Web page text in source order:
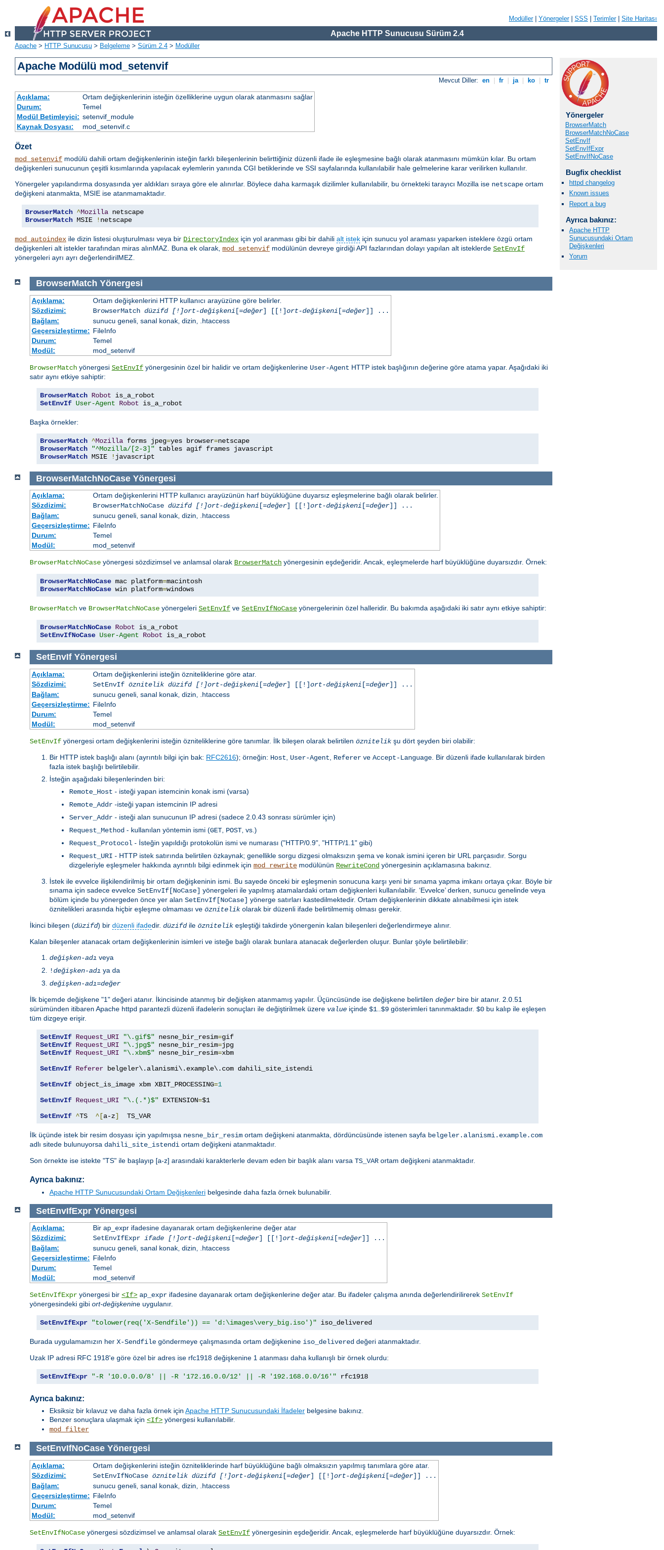
Modüller| Yönergeler| SSS Terimler| Site Haritası
Apache HTTP Sunucusu Sürüm 2.4
Apache > HTTP Sunucusu > Belgeleme > Sürüm 2.4 > Modüller
Apache Modülü mod_setenvif
Mevcut Diller: en fr ja ko tr
Açıklama:
Ortam değişkenlerinin isteğin özelliklerine uygun olarak atanmasını sağlar
Durum:
Temel
Modül Betimleyici: setenvif_module
Kaynak Dosyası:
mod_setenvif.c
Özet
mod_setenvif modülü dahili ortam değişkenlerinin isteğin farklı bileşenlerinin belirttiğiniz düzenli ifade ile eşleşmesine bağlı olarak atanmasını mümkün kılar. Bu ortam
değişkenleri sunucunun çeşitli kısımlarında yapılacak eylemlerin yanında CGI betiklerinde ve SSI sayfalarında kullanılabilir hale gelmelerine karar verilirken kullanılır.
Yönergeler yapılandırma dosyasında yer aldıkları sıraya göre ele alınırlar. Böylece daha karmaşık dizilimler kullanılabilir, bu örnekteki tarayıcı Mozilla ise netscape ortam
değişkeni atanmakta, MSIE ise atanmamaktadır.
BrowserMatch ^Mozilla
BrowserMatch MSIE ! netscape
mod_autoindex ile dizin listesi oluşturulması veya bir DirectoryIndex için yol aranması gibi bir dahili alt istek için sunucu yol araması yaparken isteklere özgü ortam
değişkenleri alt istekler tarafından miras alınMAZ. Buna ek olarak, mod_setenvif modülünün devreye girdiği API fazlarından dolayı yapılan alt isteklerde SetEnvIf
yönergeleri ayrı ayrı değerlendirilMEZ.
Yönergeler
BrowserMatch
BrowserMatchNoCase
SetEnvIf
SetEnvIfExpr
SetEnvIfNoCase
Bugfix checklist
httpd changelog
Known issues
Report a bug
Ayrıca bakınız:
Apache HTTP
Sunucusundaki Ortam
Değişkenleri
Yorum
BrowserMatch Yönergesi
Açıklama:
Ortam değişkenlerini HTTP kullanıcı arayüzüne göre belirler.
Sözdizimi:
BrowserMatch düzifd [!]ort-değişkeni [=değer] [[!]ort-değişkeni [=değer]] ...
Bağlam:
sunucu geneli, sanal konak, dizin, .htaccess
Geçersizleştirme: FileInfo
Durum:
Temel
Modül:
mod_setenvif
BrowserMatch yönergesi SetEnvIf yönergesinin özel bir halidir ve ortam değişkenlerine User-Agent HTTP istek başlığının değerine göre atama yapar. Aşağıdaki iki
satır aynı etkiye sahiptir:
BrowserMatch Robot
SetEnvIf User-Agent Robot is_a_robot
Başka örnekler:
BrowserMatch ^Mozilla forms jpeg=yes browser=
BrowserMatch
"^Mozilla/[2-3]"
BrowserMatch MSIE ! javascript
BrowserMatchNoCase Yönergesi
Açıklama:
Ortam değişkenlerini HTTP kullanıcı arayüzünün harf büyüklüğüne duyarsız eşleşmelerine bağlı olarak belirler.
Sözdizimi:
BrowserMatchNoCase düzifd [!]ort-değişkeni [=değer] [[!]ort-değişkeni [=değer]] ...
Bağlam:
sunucu geneli, sanal konak, dizin, .htaccess
Geçersizleştirme: FileInfo
Durum:
Temel
Modül:
mod_setenvif
BrowserMatchNoCase yönergesi sözdizimsel ve anlamsal olarak BrowserMatch yönergesinin eşdeğeridir. Ancak, eşleşmelerde harf büyüklüğüne duyarsızdır. Örnek:
BrowserMatchNoCase mac platform=
BrowserMatchNoCase win platform=windows
BrowserMatch ve BrowserMatchNoCase yönergeleri SetEnvIf ve SetEnvIfNoCase yönergelerinin özel halleridir. Bu bakımda aşağıdaki iki satır aynı etkiye sahiptir:
BrowserMatchNoCase Robot
SetEnvIfNoCase User-Agent Robot is_a_robot
SetEnvIf Yönergesi
Açıklama:
Ortam değişkenlerini isteğin özniteliklerine göre atar.
Sözdizimi:
SetEnvIf öznitelik düzifd [!]ort-değişkeni [=değer] [[!]ort-değişkeni [=değer]] ...
Bağlam:
sunucu geneli, sanal konak, dizin, .htaccess
Geçersizleştirme: FileInfo
Durum:
Temel
Modül:
mod_setenvif
SetEnvIf yönergesi ortam değişkenlerini isteğin özniteliklerine göre tanımlar. İlk bileşen olarak belirtilen öznitelik şu dört şeyden biri olabilir:
Bir HTTP istek başlığı alanı (ayrıntılı bilgi için bak: RFC2616); örneğin: Host User-Agent Referer ve Accept-Language . Bir düzenli ifade kullanılarak birden
fazla istek başlığı belirtilebilir.
İsteğin aşağıdaki bileşenlerinden biri:
Remote_Host - isteği yapan istemcinin konak ismi (varsa)
Remote_Addr -isteği yapan istemcinin IP adresi
Server_Addr - isteği alan sunucunun IP adresi (sadece 2.0.43 sonrası sürümler için)
Request_Method - kullanılan yöntemin ismi (GET POST , vs.)
Request_Protocol - İsteğin yapıldığı protokolün ismi ve numarası ("HTTP/0.9", "HTTP/1.1" gibi)
Request_URI - HTTP istek satırında belirtilen özkaynak; genellikle sorgu dizgesi olmaksızın şema ve konak ismini içeren bir URL parçasıdır. Sorgu
dizgeleriyle eşleşmeler hakkında ayrıntılı bilgi edinmek için mod_rewrite modülünün RewriteCond yönergesinin açıklamasına bakınız.
İstek ile evvelce ilişkilendirilmiş bir ortam değişkeninin ismi. Bu sayede önceki bir eşleşmenin sonucuna karşı yeni bir sınama yapma imkanı ortaya çıkar. Böyle bir
sınama için sadece evvelce SetEnvIf[NoCase] yönergeleri ile yapılmış atamalardaki ortam değişkenleri kullanılabilir. ‘Evvelce’ derken, sunucu genelinde veya
bölüm içinde bu yönergeden önce yer alan SetEnvIf[NoCase] yönerge satırları kastedilmektedir. Ortam değişkenlerinin dikkate alınabilmesi için istek
öznitelikleri arasında hiçbir eşleşme olmaması ve öznitelik olarak bir düzenli ifade belirtilmemiş olması gerekir.
İkinci bileşen (düzifd) bir düzenli ifadedir. düzifdile öznitelik eşleştiği takdirde yönergenin kalan bileşenleri değerlendirmeye alınır.
Kalan bileşenler atanacak ortam değişkenlerinin isimleri ve isteğe bağlı olarak bunlara atanacak değerlerden oluşur. Bunlar şöyle belirtilebilir:
değişken-adı veya
!değişken-adı ya da
değişken-adı=değer
İlk biçemde değişkene "1" değeri atanır. İkincisinde atanmış bir değişken atanmamış yapılır. Üçüncüsünde ise değişkene belirtilen değer bire bir atanır. 2.0.51
sürümünden itibaren Apache httpd parantezli düzenli ifadelerin sonuçları ile değiştirilmek üzere value içinde $1 $9 gösterimleri tanınmaktadır. $0 bu kalıp ile eşleşen
tüm dizgeye erişir.
SetEnvIf Request_URI "\.gif$" nesne_bir_resim=
SetEnvIf Request_URI "\.jpg$" nesne_bir_resim=
SetEnvIf Request_URI "\.xbm$" nesne_bir_resim=xbm
SetEnvIf Referer belgeler\.alanismi\.example\.com dahili_site_istendi
SetEnvIf object_is_image xbm XBIT_PROCESSING=1
SetEnvIf Request_URI "\.(.*)$" EXTENSION=$1
SetEnvIf ^TS ^[a-z]
  TS_VAR
İlk üçünde istek bir resim dosyası için yapılmışsa nesne_bir_resim ortam değişkeni atanmakta, dördüncüsünde istenen sayfa belgeler.alanismi.example.com
adlı sitede bulunuyorsa dahili_site_istendi ortam değişkeni atanmaktadır.
Son örnekte ise istekte "TS" ile başlayıp [a-z] arasındaki karakterlerle devam eden bir başlık alanı varsa TS_VAR ortam değişkeni atanmaktadır.
Ayrıca bakınız:
Apache HTTP Sunucusundaki Ortam Değişkenleri belgesinde daha fazla örnek bulunabilir.
SetEnvIfExpr Yönergesi
Açıklama:
Bir ap_expr ifadesine dayanarak ortam değişkenlerine değer atar
Sözdizimi:
SetEnvIfExpr ifade [!]ort-değişkeni [=değer] [[!]ort-değişkeni [=değer]] ...
Bağlam:
sunucu geneli, sanal konak, dizin, .htaccess
Geçersizleştirme: FileInfo
Durum:
Temel
Modül:
mod_setenvif
SetEnvIfExpr yönergesi bir <If> ap_expr ifadesine dayanarak ortam değişkenlerine değer atar. Bu ifadeler çalışma anında değerlendirilirerek SetEnvIf
yönergesindeki gibi ort-değişkenine uygulanır.
SetEnvIfExpr "tolower(req('X-Sendfile')) == 'd:\images\very_big.iso')" iso_delivered
Burada uygulamamızın her X-Sendfile göndermeye çalışmasında ortam değişkenine iso_delivered değeri atanmaktadır.
Uzak IP adresi RFC 1918'e göre özel bir adres ise rfc1918 değişkenine 1 atanması daha kullanışlı bir örnek olurdu:
SetEnvIfExpr "-R '10.0.0.0/8' || -R '172.16.0.0/12' || -R '192.168.0.0/16'" rfc1918
Ayrıca bakınız:
Eksiksiz bir kılavuz ve daha fazla örnek için Apache HTTP Sunucusundaki İfadeler belgesine bakınız.
Benzer sonuçlara ulaşmak için <If> yönergesi kullanılabilir.
mod_filter
SetEnvIfNoCase Yönergesi
Açıklama:
Ortam değişkenlerini isteğin özniteliklerinde harf büyüklüğüne bağlı olmaksızın yapılmış tanımlara göre atar.
Sözdizimi:
SetEnvIfNoCase öznitelik düzifd [!]ort-değişkeni [=değer] [[!]ort-değişkeni [=değer]] ...
Bağlam:
sunucu geneli, sanal konak, dizin, .htaccess
Geçersizleştirme: FileInfo
Durum:
Temel
Modül:
mod_setenvif
SetEnvIfNoCase yönergesi sözdizimsel ve anlamsal olarak SetEnvIf yönergesinin eşdeğeridir. Ancak, eşleşmelerde harf büyüklüğüne duyarsızdır. Örnek: